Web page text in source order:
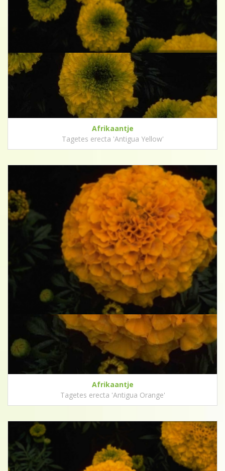
Afrikaantje
Tagetes erecta 'Antigua Yellow'
Afrikaantje
Tagetes erecta 'Antigua Orange'